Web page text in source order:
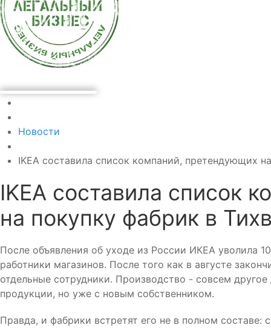
Новости
IKEA составила список компаний, претендующих
IKEA составила список
на покупку фабрик в
После объявления об уходе из России ИКЕА уволила
работники магазинов. После того как в августе
отдельные сотрудники. Производство - совсем
продукции, но уже с новым собственником.
Правда, и фабрики встретят его не в полном